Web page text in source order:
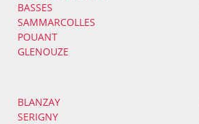
BASSES
SAMMARCOLLES
POUANT
GLENOUZE
BLANZAY
SERIGNY